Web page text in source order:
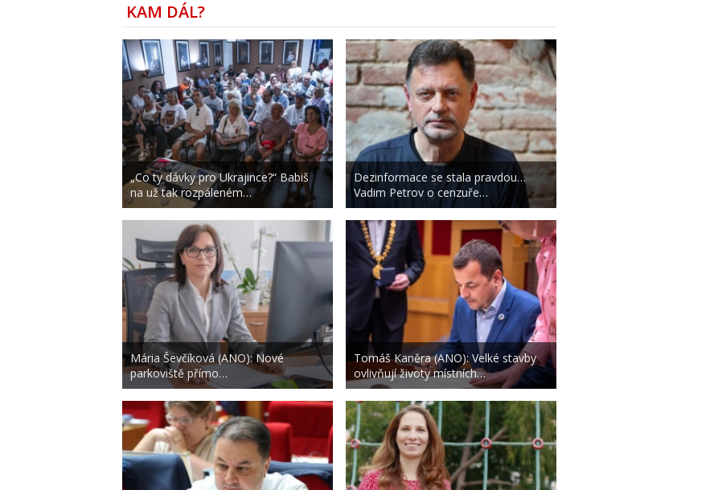
KAM DÁL?
„Co ty dávky pro Ukrajince?“ Babiš
na už tak rozpáleném…
Mária Ševčíková (ANO): Nové
parkoviště přímo…
Dezinformace se stala pravdou…
Vadim Petrov o cenzuře…
Tomáš Kaněra (ANO): Velké stavby
ovlivňují životy místních…